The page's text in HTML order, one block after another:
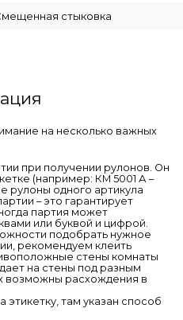
стыковка
на несколько важных
при получении рулонов. Он
(например: КМ 5001 А –
рулоны одного артикула
– это гарантирует
партия может
или буквой и цифрой.
подобрать нужное
рекомендуем клеить
стены комнаты
на стены под разным
возможны расхождения в
там указан способ